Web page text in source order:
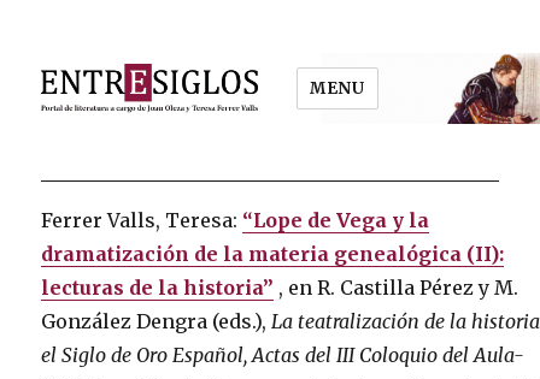
MENU
Ferrer Valls, Teresa: “Lope de Vega y la
dramatización de la materia genealógica (II):
lecturas de la historia” , en R. Castilla Pérez y M.
González Dengra (eds.), La teatralización de la
el Siglo de Oro Español, Actas del III Coloquio del Aula-